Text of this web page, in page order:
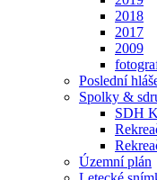
2018
2017
2009
Poslední
Spolky &
SDH
Územní plán